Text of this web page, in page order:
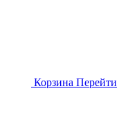
Корзина Перейти